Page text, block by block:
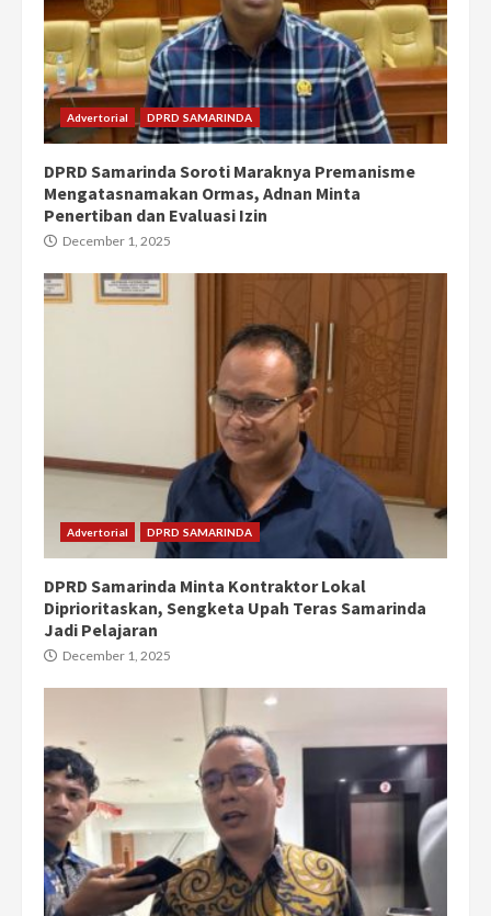
Advertorial DPRD SAMARINDA
DPRD Samarinda Soroti Maraknya Premanisme
Mengatasnamakan Ormas, Adnan Minta
Penertiban dan Evaluasi Izin
December 1, 2025
Advertorial DPRD SAMARINDA
DPRD Samarinda Minta Kontraktor Lokal
Diprioritaskan, Sengketa Upah Teras Samarinda
Jadi Pelajaran
December 1, 2025